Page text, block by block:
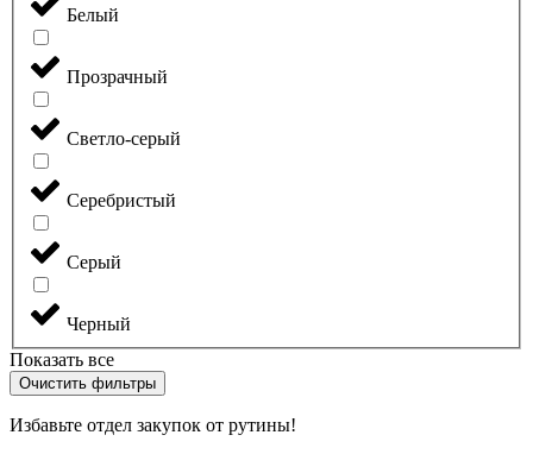
Белый
Прозрачный
Светло-серый
Серебристый
Серый
Черный
Показать все
Очистить фильтры
Избавьте отдел закупок от рутины!